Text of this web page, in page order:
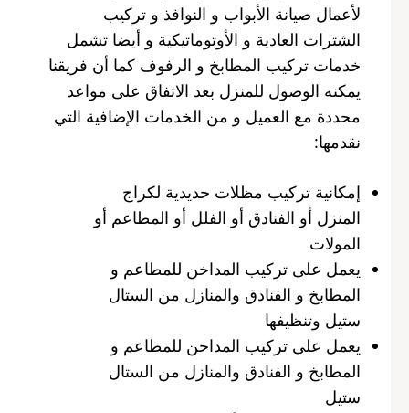
لأعمال صيانة الأبواب و النوافذ و تركيب
الشترات العادية و الأوتوماتيكية و أيضا تشمل
خدمات تركيب المطابخ و الرفوف كما أن فريقنا
يمكنه الوصول للمنزل بعد الاتفاق على مواعد
محددة مع العميل و من الخدمات الإضافية التي
نقدمها:
إمكانية تركيب مظلات حديدية لكراج
المنزل أو الفنادق أو الفلل أو المطاعم أو
المولات
يعمل على تركيب المداخن للمطاعم و
المطابخ و الفنادق والمنازل من الستال
ستيل وتنظيفها
يعمل على تركيب المداخن للمطاعم و
المطابخ و الفنادق والمنازل من الستال
ستيل